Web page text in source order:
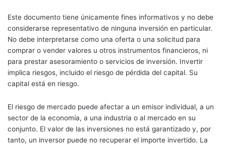
Este documento tiene únicamente fines informativos y no debe
considerarse representativo de ninguna inversión en particular.
No debe interpretarse como una oferta o una solicitud para
comprar o vender valores u otros instrumentos financieros, ni
para prestar asesoramiento o servicios de inversión. Invertir
implica riesgos, incluido el riesgo de pérdida del capital. Su
capital está en riesgo.
El riesgo de mercado puede afectar a un emisor individual, a un
sector de la economía, a una industria o al mercado en su
conjunto. El valor de las inversiones no está garantizado y, por
tanto, un inversor puede no recuperar el importe invertido. La